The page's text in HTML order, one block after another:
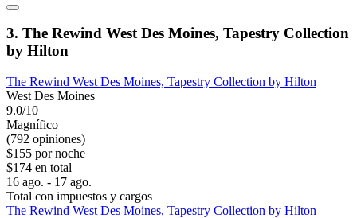
3. The Rewind West Des Moines, Tapestry Collection
by Hilton
The Rewind West Des Moines, Tapestry Collection by Hilton
West Des Moines
9.0/10
Magnífico
(792 opiniones)
$155 por noche
$174 en total
16 ago. - 17 ago.
Total con impuestos y cargos
The Rewind West Des Moines, Tapestry Collection by Hilton